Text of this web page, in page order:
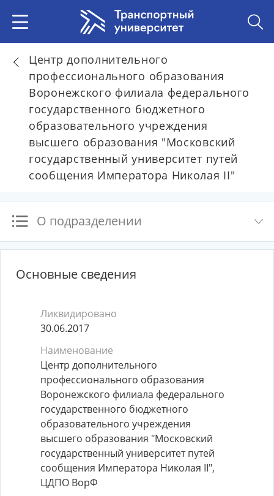
Центр дополнительного
профессионального образования
Воронежского филиала федерального
государственного бюджетного
образовательного учреждения
высшего образования "Московский
государственный университет путей
сообщения Императора Николая II"
О подразделении
Основные сведения
Ликвидировано
30.06.2017
Наименование
Центр дополнительного
профессионального образования
Воронежского филиала федерального
государственного бюджетного
образовательного учреждения
высшего образования "Московский
государственный университет путей
сообщения Императора Николая II",
ЦДПО ВорФ